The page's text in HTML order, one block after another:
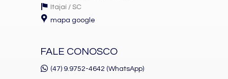
Itajaí / SC
mapa google
FALE CONOSCO
(47) 9.9752-4642 (WhatsApp)